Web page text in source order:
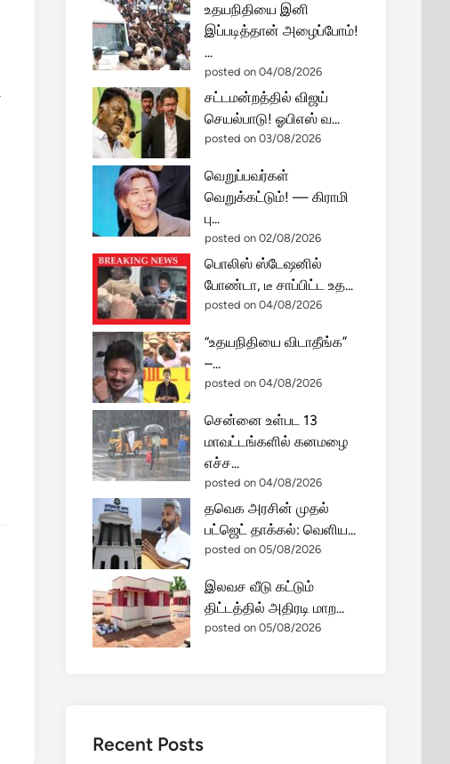
உதயநிதியை இனி
இப்படித்தான் அழைப்போம்!
...
posted on 04/08/2026
சட்டமன்றத்தில் விஜய்
செயல்பாடு! ஓபிஎஸ் வ...
posted on 03/08/2026
வெறுப்பவர்கள்
வெறுக்கட்டும்! — கிராமி
பு...
posted on 02/08/2026
பொலிஸ் ஸ்டேஷனில்
போண்டா, டீ சாப்பிட்ட உத...
posted on 04/08/2026
“உதயநிதியை விடாதீங்க”
–...
posted on 04/08/2026
சென்னை உள்பட 13
மாவட்டங்களில் கனமழை
எச்ச...
posted on 04/08/2026
தவெக அரசின் முதல்
பட்ஜெட் தாக்கல்: வெளிய...
posted on 05/08/2026
இலவச வீடு கட்டும்
திட்டத்தில் அதிரடி மாற...
posted on 05/08/2026
Recent Posts